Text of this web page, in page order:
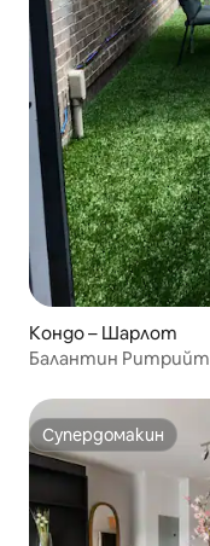
Кондо – Шарлот
Балантин Ритрийт
Супердомакин
Супердомакин